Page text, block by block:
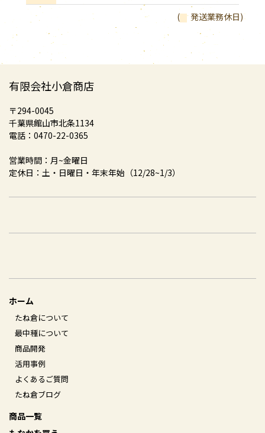
( 発送業務休日)
有限会社小倉商店
〒294-0045
千葉県館山市北条1134
電話：0470-22-0365
営業時間：月~金曜日
定休日：土・日曜日・年末年始（12/28~1/3）
ホーム
たね倉について
最中種について
商品開発
活用事例
よくあるご質問
たね倉ブログ
商品一覧